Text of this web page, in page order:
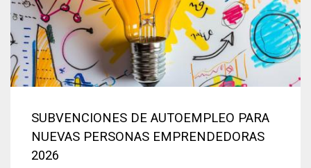
SUBVENCIONES DE AUTOEMPLEO PARA
NUEVAS PERSONAS EMPRENDEDORAS
2026